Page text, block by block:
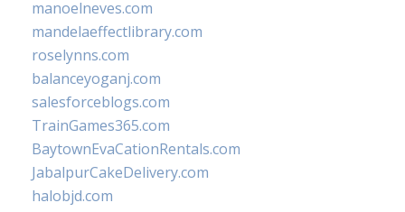
manoelneves.com
mandelaeffectlibrary.com
roselynns.com
balanceyoganj.com
salesforceblogs.com
TrainGames365.com
BaytownEvaCationRentals.com
JabalpurCakeDelivery.com
halobjd.com